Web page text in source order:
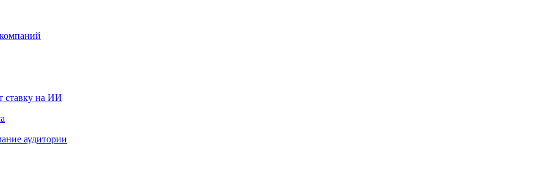
ставку на ИИ
аудитории